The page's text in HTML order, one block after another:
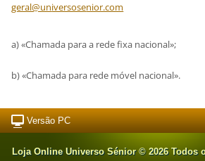
geral@universosenior.com
a) «Chamada para a rede fixa nacional»;
b) «Chamada para rede móvel nacional».
Versão PC
Loja Online Universo Sénior © 2026 Todos